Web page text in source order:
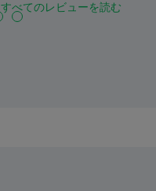
すべてのレビューを読む